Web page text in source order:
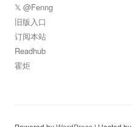
𝕏 @Fenng
旧版入口
订阅本站
Readhub
霍炬